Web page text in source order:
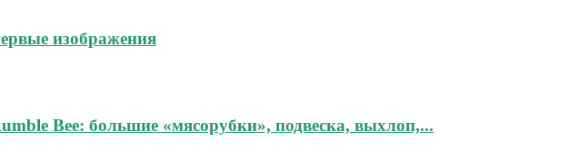
изображения
Bee: большие «мясорубки», подвеска, выхлоп,...